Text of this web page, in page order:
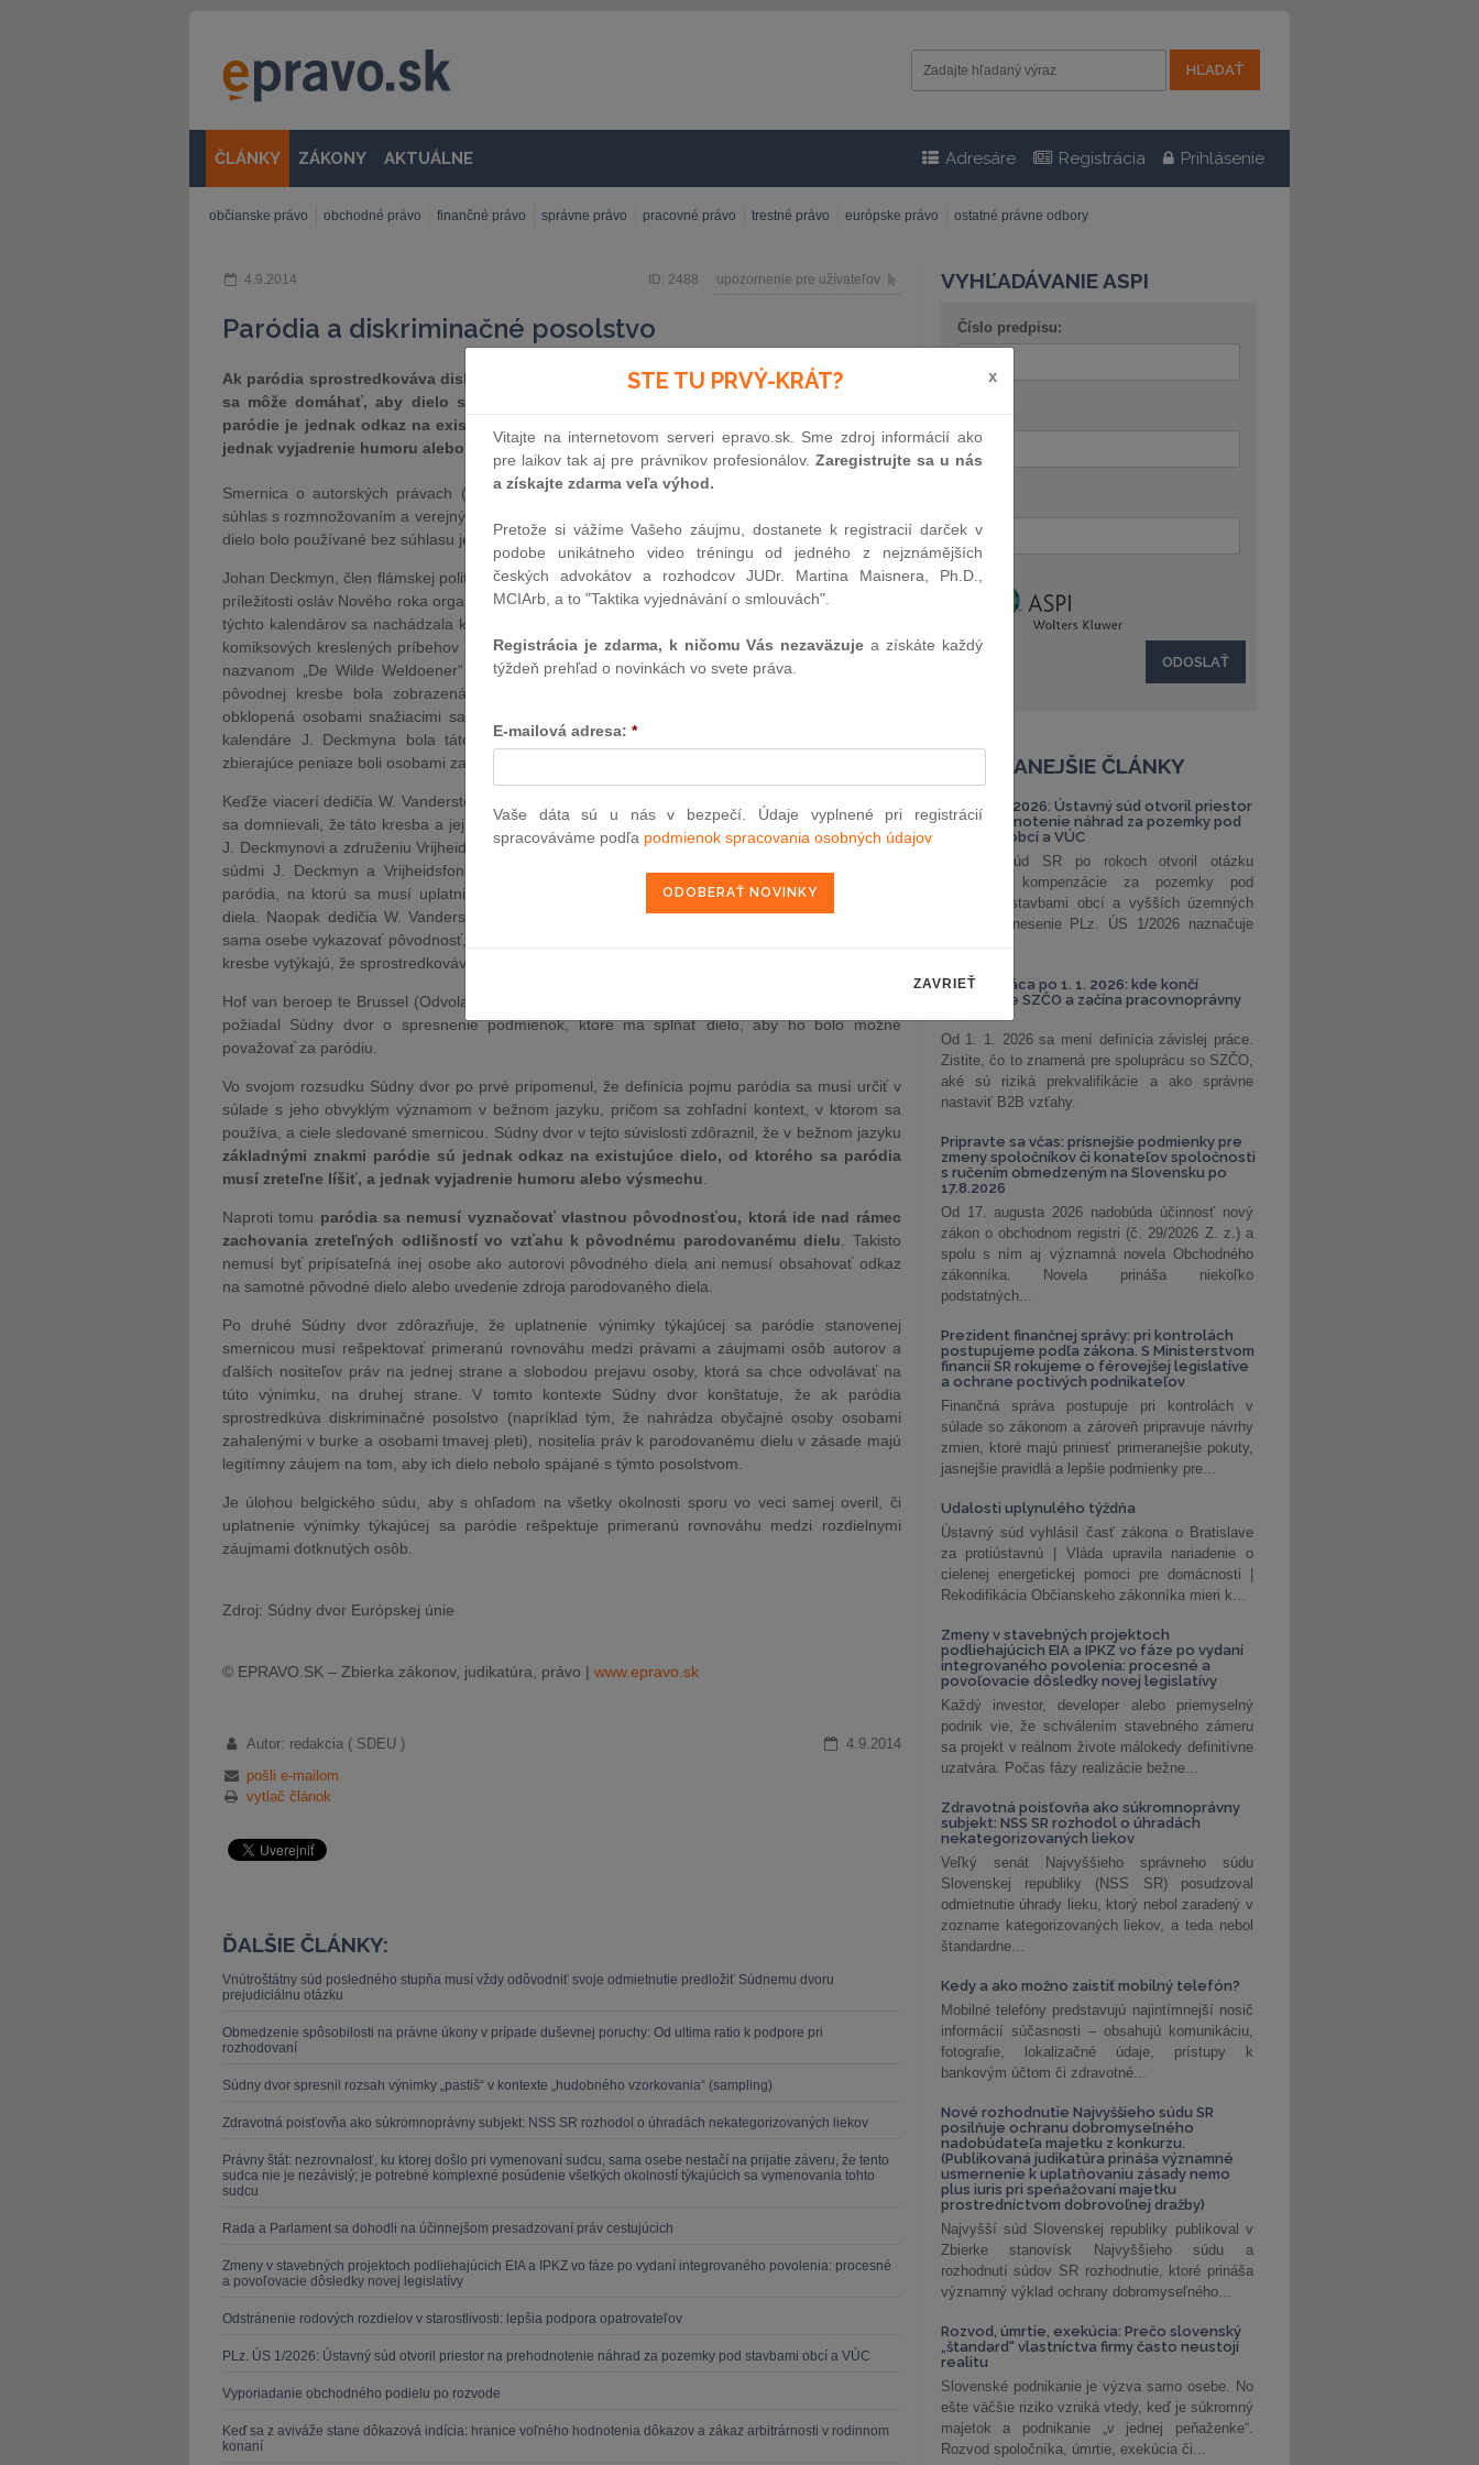
ČLÁNKY ZÁKONY AKTUÁLNE Adresáre Registrácia Prihlásenie
občianske právo obchodné právo finančné právo správne právo pracovné právo trestné právo európske právo ostatné právne odbory
4.9.2014 ID: 2488 upozornenie pre užívateľov
Paródia a diskriminačné posolstvo
Ak paródia sprostredkováva diskriminačné posolstvo, nositeľ práv k parodovanému dielu
sa môže domáhať, aby dielo s týmto posolstvom nebolo spájané. Základnými znakmi
paródie je jednak odkaz na existujúce dielo, od ktorého sa paródia musí zreteľne líšiť, a
jednak vyjadrenie humoru alebo výsmechu.
Smernica o autorských právach (2001/29/ES) stanovuje, že autori majú výlučné právo udeliť
súhlas s rozmnožovaním a verejným prenosom svojich diel. Členské štáty však môžu povoliť, aby
dielo bolo používané bez súhlasu jeho autora, a to na účel karikatúry, paródie alebo koláže.
Johan Deckmyn, člen flámskej politickej strany Vlaams Belang, rozdával počas recepcie, ktorú pri
príležitosti osláv Nového roka organizovalo mesto Gent, kalendáre na rok 2011. Na titulnej strane
týchto kalendárov sa nachádzala kresba, ktorá sa podobala kresbe zobrazenej na obale albumu
komiksových kreslených príbehov Suske en Wiske, ktorý vytvoril Willy Vandersteen v roku 1961,
nazvanom „De Wilde Weldoener“ (čo možno doslovne preložiť ako „Divoký dobrodinec“). Na
pôvodnej kresbe bola zobrazená symbolická postava komiksu oblečená v bielom rúchu a
obklopená osobami snažiacimi sa pozbierať mince, ktoré im rozhadzuje. Na kresbe zdobiacej
kalendáre J. Deckmyna bola táto postava nahradená primátorom mesta Gent, kým osoby
zbierajúce peniaze boli osobami zahalenými v burke a osobami tmavej pleti.
Keďže viacerí dedičia W. Vandersteena, ako aj ďalší držitelia práv k tomuto kreslenému komiksu
sa domnievali, že táto kresba a jej šírenie na verejnosti porušujú ich autorské práva, podali proti
J. Deckmynovi a združeniu Vrijheidsfonds financujúcemu Vlaams Belang žalobu. Pred belgickými
súdmi J. Deckmyn a Vrijheidsfonds uviedli, že sporná kresba je politická karikatúra, a teda
paródia, na ktorú sa musí uplatniť výnimka stanovená smernicou v súvislosti s týmto druhom
diela. Naopak dedičia W. Vandersteena a ďalší držitelia práv sa domnievajú, že paródia musí
sama osebe vykazovať pôvodnosť, čo v prejednávanej veci zjavne nie je splnené. Takisto spornej
kresbe vytýkajú, že sprostredkováva diskriminačné posolstvo.
Hof van beroep te Brussel (Odvolací súd v Bruseli), ktorý rozhoduje o veci v odvolacom konaní,
požiadal Súdny dvor o spresnenie podmienok, ktoré má spĺňať dielo, aby ho bolo možné
považovať za paródiu.
Vo svojom rozsudku Súdny dvor po prvé pripomenul, že definícia pojmu paródia sa musí určiť v
súlade s jeho obvyklým významom v bežnom jazyku, pričom sa zohľadní kontext, v ktorom sa
používa, a ciele sledované smernicou. Súdny dvor v tejto súvislosti zdôraznil, že v bežnom jazyku
základnými znakmi paródie sú jednak odkaz na existujúce dielo, od ktorého sa paródia
musí zreteľne líšiť, a jednak vyjadrenie humoru alebo výsmechu
Naproti tomu paródia sa nemusí vyznačovať vlastnou pôvodnosťou, ktorá ide nad rámec
zachovania zreteľných odlišností vo vzťahu k pôvodnému parodovanému dielu . Takisto
nemusí byť pripísateľná inej osobe ako autorovi pôvodného diela ani nemusí obsahovať odkaz
na samotné pôvodné dielo alebo uvedenie zdroja parodovaného diela.
Po druhé Súdny dvor zdôrazňuje, že uplatnenie výnimky týkajúcej sa paródie stanovenej
smernicou musí rešpektovať primeranú rovnováhu medzi právami a záujmami osôb autorov a
ďalších nositeľov práv na jednej strane a slobodou prejavu osoby, ktorá sa chce odvolávať na
túto výnimku, na druhej strane. V tomto kontexte Súdny dvor konštatuje, že ak paródia
sprostredkúva diskriminačné posolstvo (napríklad tým, že nahrádza obyčajné osoby osobami
zahalenými v burke a osobami tmavej pleti), nositelia práv k parodovanému dielu v zásade majú
legitímny záujem na tom, aby ich dielo nebolo spájané s týmto posolstvom.
Je úlohou belgického súdu, aby s ohľadom na všetky okolnosti sporu vo veci samej overil, či
uplatnenie výnimky týkajúcej sa paródie rešpektuje primeranú rovnováhu medzi rozdielnymi
záujmami dotknutých osôb.
Zdroj: Súdny dvor Európskej únie
© EPRAVO.SK – Zbierka zákonov, judikatúra, právo | www.epravo.sk
Autor: redakcia ( SDEU )
4.9.2014
pošli e-mailom
vytlač článok
ĎALŠIE ČLÁNKY:
Vnútroštátny súd posledného stupňa musí vždy odôvodniť svoje odmietnutie predložiť Súdnemu dvoru
prejudiciálnu otázku
Obmedzenie spôsobilosti na právne úkony v prípade duševnej poruchy: Od ultima ratio k podpore pri
rozhodovaní
Súdny dvor spresnil rozsah výnimky „pastiš“ v kontexte „hudobného vzorkovania“ (sampling)
Zdravotná poisťovňa ako súkromnoprávny subjekt: NSS SR rozhodol o úhradách nekategorizovaných liekov
Právny štát: nezrovnalosť, ku ktorej došlo pri vymenovaní sudcu, sama osebe nestačí na prijatie záveru, že tento
sudca nie je nezávislý; je potrebné komplexné posúdenie všetkých okolností týkajúcich sa vymenovania tohto
sudcu
Rada a Parlament sa dohodli na účinnejšom presadzovaní práv cestujúcich
Zmeny v stavebných projektoch podliehajúcich EIA a IPKZ vo fáze po vydaní integrovaného povolenia: procesné
a povoľovacie dôsledky novej legislatívy
Odstránenie rodových rozdielov v starostlivosti: lepšia podpora opatrovateľov
PLz. ÚS 1/2026: Ústavný súd otvoril priestor na prehodnotenie náhrad za pozemky pod stavbami obcí a VÚC
Vyporiadanie obchodného podielu po rozvode
Keď sa z aviváže stane dôkazová indícia: hranice voľného hodnotenia dôkazov a zákaz arbitrárnosti v rodinnom
konaní
VYHĽADÁVANIE ASPI
Číslo predpisu:
NAJČÍTANEJŠIE ČLÁNKY
PLz. ÚS 1/2026: Ústavný súd otvoril priestor
na prehodnotenie náhrad za pozemky pod
stavbami obcí a VÚC
Ústavný súd SR po rokoch otvoril otázku
primeranej kompenzácie za pozemky pod
verejnými stavbami obcí a vyšších územných
celkov. Uznesenie PLz. ÚS 1/2026 naznačuje
odklon od...
Závislá práca po 1. 1. 2026: kde končí
podnikanie SZČO a začína pracovnoprávny
Od 1. 1. 2026 sa mení definícia závislej práce.
Zistite, čo to znamená pre spoluprácu so SZČO,
aké sú riziká prekvalifikácie a ako správne
nastaviť B2B vzťahy.
Pripravte sa včas: prísnejšie podmienky pre
zmeny spoločníkov či konateľov spoločnosti
s ručením obmedzeným na Slovensku po
17.8.2026
Od 17. augusta 2026 nadobúda účinnosť nový
zákon o obchodnom registri (č. 29/2026 Z. z.) a
spolu s ním aj významná novela Obchodného
zákonníka. Novela prináša niekoľko
podstatných...
Prezident finančnej správy: pri kontrolách
postupujeme podľa zákona. S Ministerstvom
financií SR rokujeme o férovejšej legislatíve
a ochrane poctivých podnikateľov
Finančná správa postupuje pri kontrolách v
súlade so zákonom a zároveň pripravuje návrhy
zmien, ktoré majú priniesť primeranejšie pokuty,
jasnejšie pravidlá a lepšie podmienky pre...
Udalosti uplynulého týždňa
Ústavný súd vyhlásil časť zákona o Bratislave
za protiústavnú | Vláda upravila nariadenie o
cielenej energetickej pomoci pre domácnosti |
Rekodifikácia Občianskeho zákonníka mieri k...
Zmeny v stavebných projektoch
podliehajúcich EIA a IPKZ vo fáze po vydaní
integrovaného povolenia: procesné a
povoľovacie dôsledky novej legislatívy
Každý investor, developer alebo priemyselný
podnik vie, že schválením stavebného zámeru
sa projekt v reálnom živote málokedy definitívne
uzatvára. Počas fázy realizácie bežne...
Zdravotná poisťovňa ako súkromnoprávny
subjekt: NSS SR rozhodol o úhradách
nekategorizovaných liekov
Veľký senát Najvyššieho správneho súdu
Slovenskej republiky (NSS SR) posudzoval
odmietnutie úhrady lieku, ktorý nebol zaradený v
zozname kategorizovaných liekov, a teda nebol
štandardne...
Kedy a ako možno zaistiť mobilný telefón?
Mobilné telefóny predstavujú najintímnejší nosič
informácií súčasnosti – obsahujú komunikáciu,
fotografie, lokalizačné údaje, prístupy k
bankovým účtom či zdravotné...
Nové rozhodnutie Najvyššieho súdu SR
posilňuje ochranu dobromyseľného
nadobúdateľa majetku z konkurzu.
(Publikovaná judikatúra prináša významné
usmernenie k uplatňovaniu zásady nemo
plus iuris pri speňažovaní majetku
prostredníctvom dobrovoľnej dražby)
Najvyšší súd Slovenskej republiky publikoval v
Zbierke stanovísk Najvyššieho súdu a
rozhodnutí súdov SR rozhodnutie, ktoré prináša
významný výklad ochrany dobromyseľného...
Rozvod, úmrtie, exekúcia: Prečo slovenský
„štandard“ vlastníctva firmy často neustojí
realitu
Slovenské podnikanie je výzva samo osebe. No
ešte väčšie riziko vzniká vtedy, keď je súkromný
majetok a podnikanie „v jednej peňaženke“.
Rozvod spoločníka, úmrtie, exekúcia či...
STE TU PRVÝ-KRÁT? x
Vitajte na internetovom serveri epravo.sk. Sme zdroj informácií ako
pre laikov tak aj pre právnikov profesionálov. Zaregistrujte sa u nás
a získajte zdarma veľa výhod.
Pretože si vážíme Vašeho záujmu, dostanete k registracií darček v
podobe unikátneho video tréningu od jedného z nejznámějších
českých advokátov a rozhodcov JUDr. Martina Maisnera, Ph.D.,
MCIArb, a to "Taktika vyjednávání o smlouvách".
Registrácia je zdarma, k ničomu Vás nezaväzuje a získáte každý
týždeň prehľad o novinkách vo svete práva.
E-mailová adresa: *
Vaše dáta sú u nás v bezpečí. Údaje vyplnené pri registrácií
spracováváme podľa podmienok spracovania osobných údajov
ZAVRIEŤ